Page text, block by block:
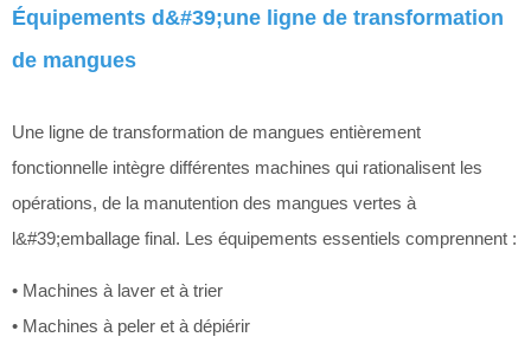
Équipements d&#39;une ligne de transformation
de mangues
Une ligne de transformation de mangues entièrement
fonctionnelle intègre différentes machines qui rationalisent les
opérations, de la manutention des mangues vertes à
l&#39;emballage final. Les équipements essentiels comprennent :
• Machines à laver et à trier
• Machines à peler et à dépiérir